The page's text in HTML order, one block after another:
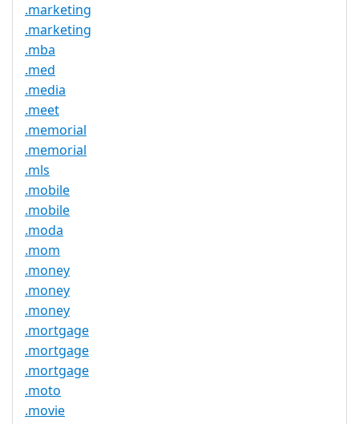
.marketing
.marketing
.mba
.med
.media
.meet
.memorial
.memorial
.mls
.mobile
.mobile
.moda
.mom
.money
.money
.money
.mortgage
.mortgage
.mortgage
.moto
.movie